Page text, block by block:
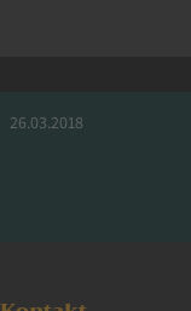
26.03.2018